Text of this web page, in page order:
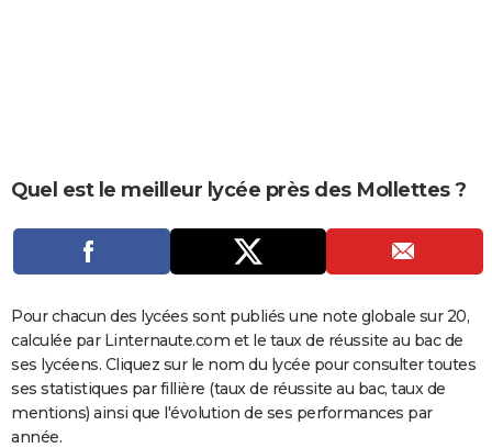
Dictionnaire
Biographies
Expressions
Proverbes
PROGRAMME TV
COPAINS D'AVANT
S'inscrire
Se connecter
Lycées
Collèges
Primaires
Universités
Entreprises
Service militaire
Avis de recherche
AVIS DE DÉCÈS
FORUM
Bricolage
Lifestyle
Culture
Sport
Auto
Television
Voyage
Cinema
Quel est le meilleur lycée près des Mollettes ?
Pour chacun des lycées sont publiés une note globale sur 20,
calculée par Linternaute.com et le taux de réussite au bac de
ses lycéens. Cliquez sur le nom du lycée pour consulter toutes
ses statistiques par fillière (taux de réussite au bac, taux de
mentions) ainsi que l'évolution de ses performances par
année.